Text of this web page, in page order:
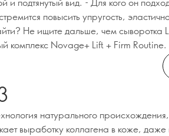
повысить упругость,
Не ищите дальше, чем сыворотка
комплекс Novage+ Lift + Firm Routine.
натурального
выработку коллагена в коже,